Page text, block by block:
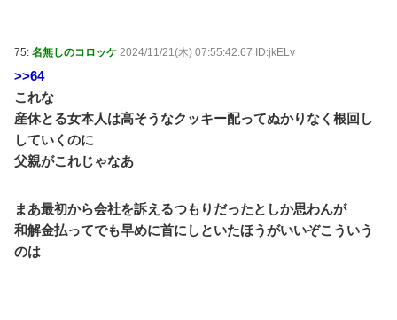
75: 名無しのコロッケ 2024/11/21(木) 07:55:42.67 ID:jkELv
>>64
これな
産休とる女本人は高そうなクッキー配ってぬかりなく根回し
していくのに
父親がこれじゃなあ
まあ最初から会社を訴えるつもりだったとしか思わんが
和解金払ってでも早めに首にしといたほうがいいぞこういう
のは